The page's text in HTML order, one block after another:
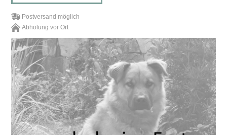
Postversand möglich
Abholung vor Ort